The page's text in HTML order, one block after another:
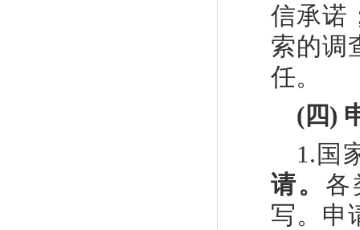
信承诺
索的调
任。
( 四)
1. 国
请。 各
写。申